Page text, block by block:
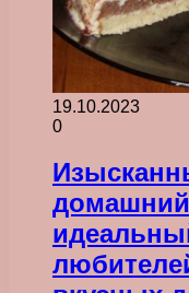
19.10.2023
0